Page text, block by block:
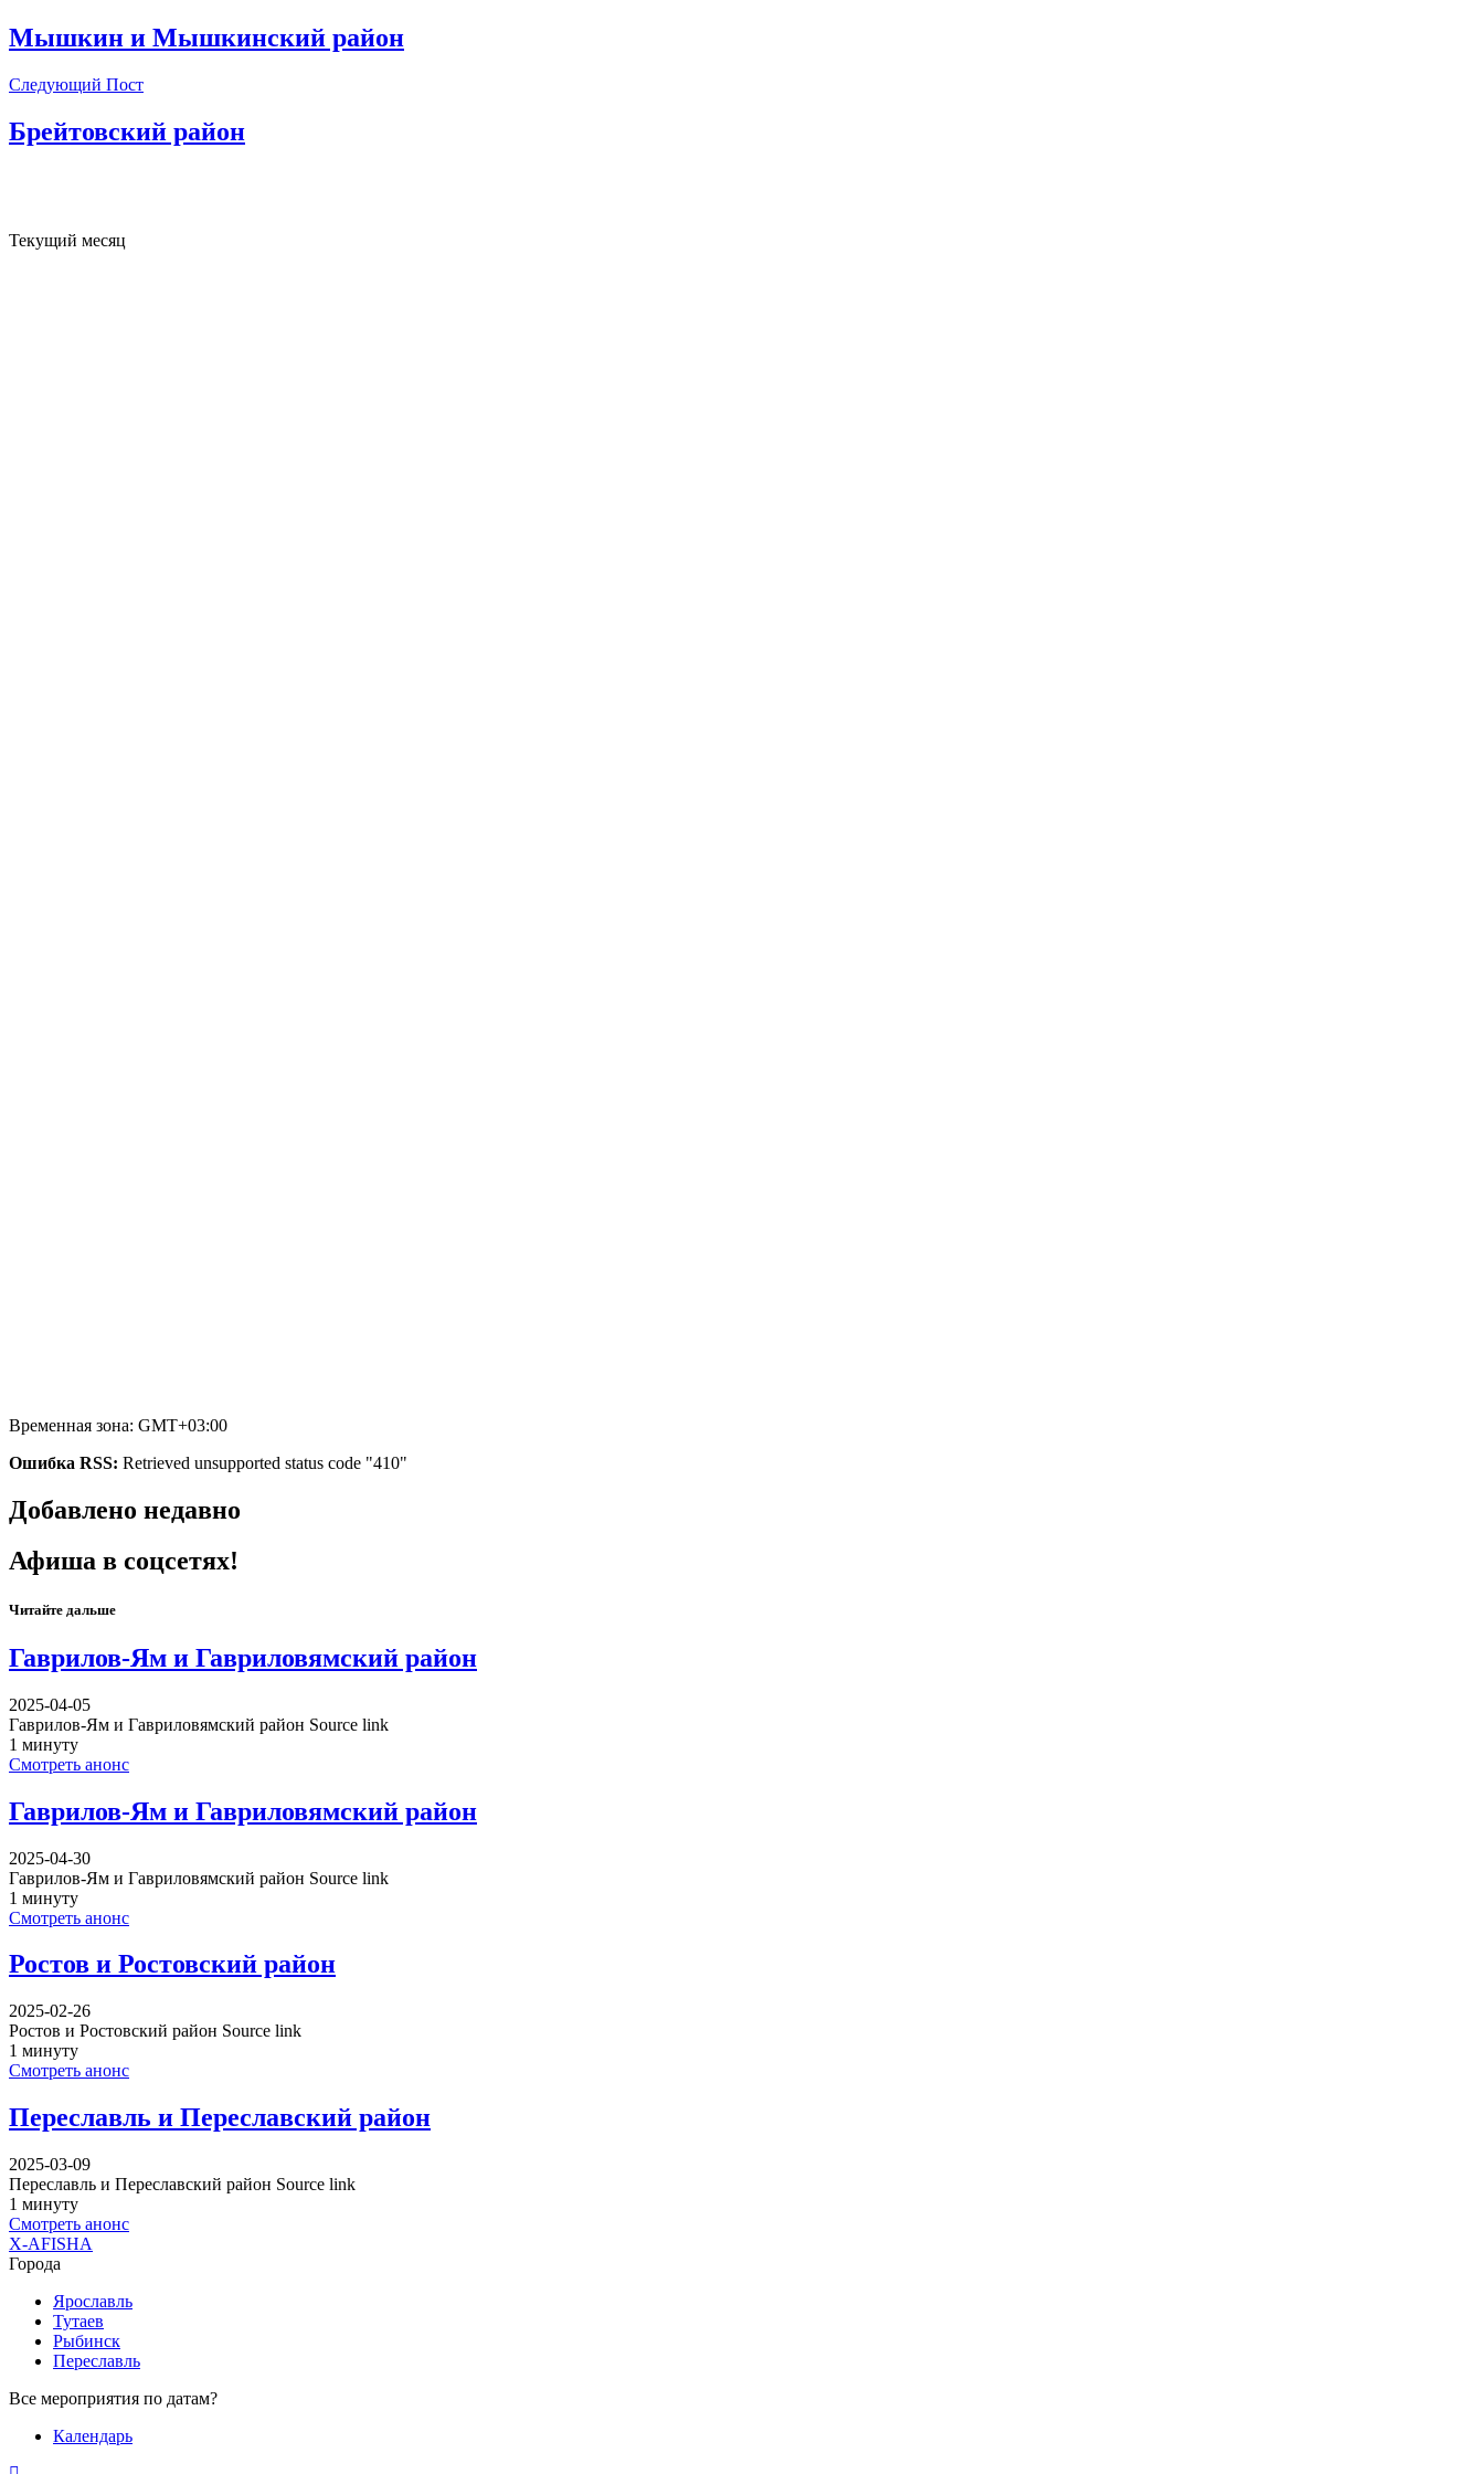
Мышкин и Мышкинский район
Следующий Пост
Брейтовский район
Текущий месяц
Временная зона: GMT+03:00
Ошибка RSS: Retrieved unsupported status code "410"
Добавлено недавно
Афиша в соцсетях!
Читайте дальше
Гаврилов-Ям и Гавриловямский район
2025-04-05
Гаврилов-Ям и Гавриловямский район Source link
1 минуту
Смотреть анонс
Гаврилов-Ям и Гавриловямский район
2025-04-30
Гаврилов-Ям и Гавриловямский район Source link
1 минуту
Смотреть анонс
Ростов и Ростовский район
2025-02-26
Ростов и Ростовский район Source link
1 минуту
Смотреть анонс
Переславль и Переславский район
2025-03-09
Переславль и Переславский район Source link
1 минуту
Смотреть анонс
X-AFISHA
Города
Ярославль
Тутаев
Рыбинск
Переславль
Все мероприятия по датам?
Календарь